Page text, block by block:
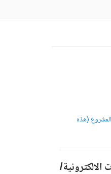
المشروع (هذه
الالكترونية/